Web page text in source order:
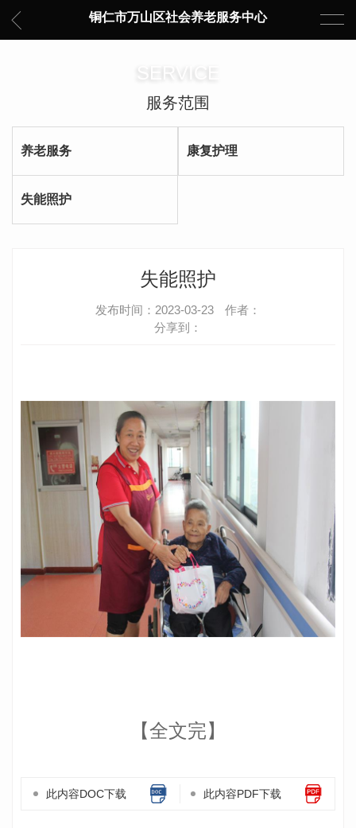
铜仁市万山区社会养老服务中心
SERVICE
服务范围
养老服务 康复护理
失能照护
失能照护
发布时间：2023-03-23
作者：
分享到：
【全文完】
此内容DOC下载 此内容PDF下载